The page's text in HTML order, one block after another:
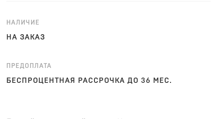
НАЛИЧИЕ
НА ЗАКАЗ
ПРЕДОПЛАТА
БЕСПРОЦЕНТНАЯ РАССРОЧКА ДО 36 МЕС.